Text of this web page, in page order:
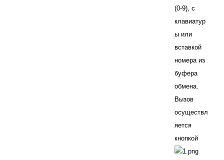
(0-9), с
клавиатур
ы или
вставкой
номера из
буфера
обмена.
Вызов
осуществл
яется
кнопкой